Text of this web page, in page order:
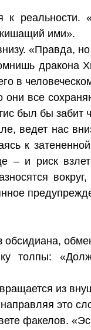
к
ими».
«Правда,
дракона
в
все
был бы забит
ведет нас
к
– и риск
обсидиана,
толпы:
из
это
факелов.